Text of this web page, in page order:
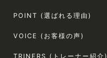
POINT (選ばれる理由)
VOICE (お客様の声)
TRINERS (トレーナー紹介)